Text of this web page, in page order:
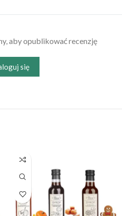
aby opublikować recenzję
się